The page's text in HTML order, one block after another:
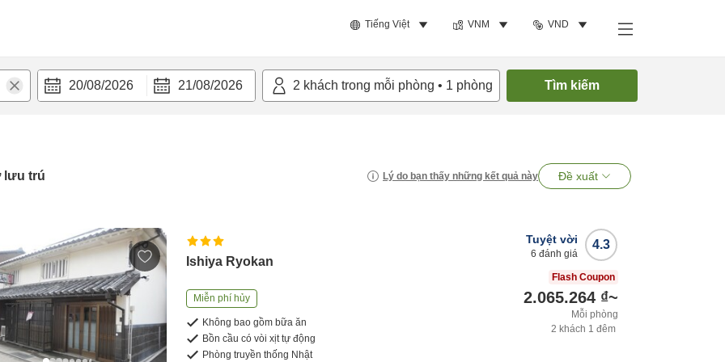
Tiếng Việt VNM VND
20/08/2026 21/08/2026 2 khách trong mỗi phòng • 1 phòng Tìm kiếm
lưu trú Lý do bạn thấy những kết quả này Đề xuất
Ishiya Ryokan
Miễn phí hủy
Không bao gồm bữa ăn
Bồn cầu có vòi xịt tự động
Phòng truyền thống Nhật
4.3
Tuyệt vời
6 đánh giá
Flash Coupon
2.065.264 ₫~
Mỗi phòng
2 khách 1 đêm